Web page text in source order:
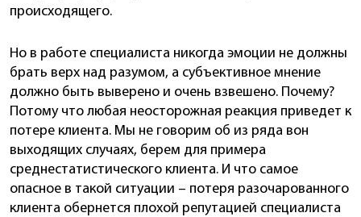
происходящего.
Но в работе специалиста никогда эмоции не должны
брать верх над разумом, а субъективное мнение
должно быть выверено и очень взвешено. Почему?
Потому что любая неосторожная реакция приведет к
потере клиента. Мы не говорим об из ряда вон
выходящих случаях, берем для примера
среднестатистического клиента. И что самое
опасное в такой ситуации – потеря разочарованного
клиента обернется плохой репутацией специалиста